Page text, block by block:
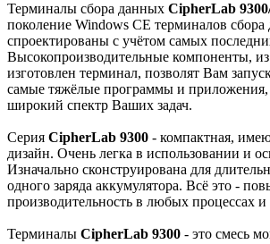
Терминалы сбора данных CipherLab
поколение Windows CE терминалов
спроектированы с учётом самых
Высокопроизводительные компоненты,
изготовлен терминал, позволят Вам
самые тяжёлые программы и
широкий спектр Ваших задач.
Серия CipherLab 9300 - компактная,
дизайн. Очень легка в использовании и
Изначально сконструирована для
одного заряда аккумулятора. Всё это -
производительность в любых процессах и
Терминалы CipherLab 9300 - это смесь